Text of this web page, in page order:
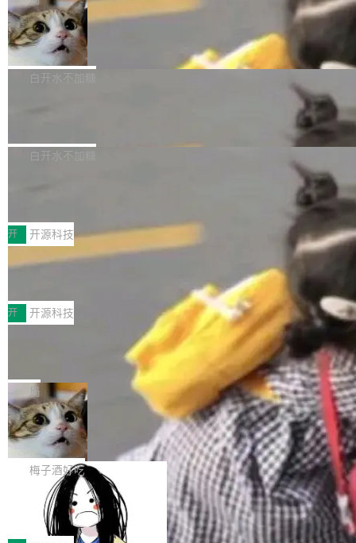
aDB 捕获 commit 之间的每一次操作，...
bet、微软以及 Meta 等传统科技巨头相比，Spa
ceXAI的资金消耗速度尤为引人瞩目。然而，支
撑庞大支出的资金来源却呈现出截然不同的面
貌。数据显示，微软和 Meta 主要依托充沛的经
1.2，驱动这个 agent 的新模型。一句话概括：
你可以用 curl -fsSL https://dev.meta.ai/install.
sh | bash 安装一个能在大项目里自动规划、写
代码、验证结果的 AI 终端工具。 据介绍，Muse
个主 agent 循环，外加一组后台 agent。这些后
美团开源 LoHoSearch，用知识图谱校
准 AI 能力认知
机器出题的前提，是让机器拥有全局视野。整个
构建流程可以分为四个环节：建图 → 控制难度
白开水不加糖
库，并将作为transport接入Mooncake TENT。
MPComm将作为一种传输引擎接入Mooncake T
ENT，实现零拷贝传输性能提升30%、非零拷贝
传输性能最高提升5倍。UCL-MPComm底层基
于自研UCL-Engine通信引擎，后续腾讯网平将
持续开源更多基于UCL-Engine的高性能通信组
件。 腾讯网平团队在UCL-MPComm中实现了一
个独立于业务线程的全局通信引擎（Engine），
白开水不加糖
型案例入选名单》，深信服“面向企业研发场景的
开源 AI 编程平台 CoStrict 应用”凭借卓越的技术
创新与落地成效成功入选。 全链路私有化部署，
助力企业AI研发安全落地 当前，越来越多企业已
经开始引入 AI Coding 工具，通过调用公有云模
型或企业内部部署模型提升研发效率。但随着 AI
Coding 从个人辅助工具逐步走向团队级、组织
级应用，企业在规模化落地过程中，对安全性、
可控性和代码质量提出了更高要求。 首先是数据
安全与合规要求。对于大多数普通研发场景，公
有云模型能够满足快速试用和效率提升的需求。
但对于金融、能源、医疗等对数据安全要求较...
开 开源科技
深信服AI算力网关入选工信部人工智能
前不久，工业和信息化部正式发布《2025年人工
智能应用典型案例名单》，集中展示人工智能在
各领域的应用成果，覆盖技术底座、行业赋能、
产品应用、支撑保障、专题等五大方向。深信服
AI算力网关（AI创新平台）成功入选！ 随着各行
各业的Agent走向规模化建设，算力构成形态逐
渐丰富，用户关注的重点也在发生变化：不只是
让AI用起来，还要进一步看清混合算力时代下，
Token花在哪里、算力是否被充分利用，以及持
续增长的AI成本该如何优化。 深信服AI算力网关
正是围绕这些实际问题，从Token治理和成本治
理两个方面，让用户的每一份算力都看得清、管
得住、用得稳、省得下、更安全！ 一、从现在开
始，Token使用一目...
开 开源科技
Jeff Dean 离开 Google：一个时代的结
束，一个实验室的开始
Google 员工编号 20。MapReduce 作者之一。
Bigtable 作者之一。TensorFlow 的作者之一。
Gemini 的架构师。Google 首席科学家。 Jeff D
ean 在 Google 工作了 27 年后，宣布离职。 他
不是一个人走。一同离开的还有 Sanjay Ghema
wat（Google 员工编号 23，Jeff Dean 二十多
年的编程搭档，MapReduce 和 Bigtable 的共同
作者）、Quoc Le（Google 大脑核心成员，Se
q2Seq 和 DocAI 的共同发明人）以及 Oriol Vin
局
🔥 SolonCode v2026.8.4 发布：界面
字体可调、22 种语言、记忆搜索增强
打开终端就能上岗的全中文编码智能体，这一轮
把「看得清、用母语、记得住」三件事一次补
齐。 SolonCode 是什么 SolonCode 是杭州无
耳科技研发的企业级终端编码智能体——一位全
中文驱动的数字员工，自主理解需求、规划步
梅子酒好吃
让“代码语义理解”深度释放AI Coding
价值潜能：华为云码道（CodeArts）
代码仓技术解析
一、代码仓深度理解技术的作用与价值 在软件工